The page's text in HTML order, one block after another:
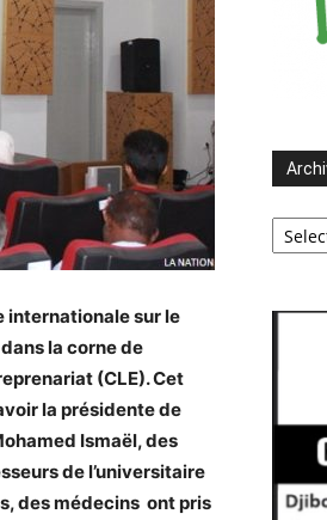
internationale sur le
la corne de
(CLE). Cet
la présidente de
Ismaël, des
de l’universitaire
des médecins ont pris